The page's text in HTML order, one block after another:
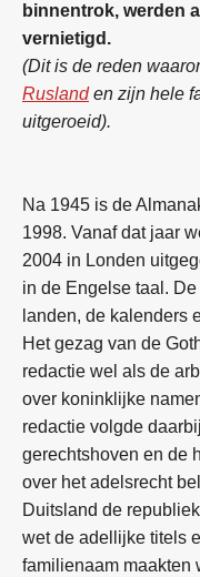
binnentrok, werden
vernietigd.
(Dit is de reden
Ruslanden zijn hele
uitgeroeid).
Na 1945 is de
1998. Vanaf dat jaar
2004 in Londen
in de Engelse taal.
landen, de kalenders
Het gezag van de
redactie wel als de
over koninklijke
redactie volgde
gerechtshoven en de
over het adelsrecht
Duitsland de
wet de adellijke titels
familienaam maakten